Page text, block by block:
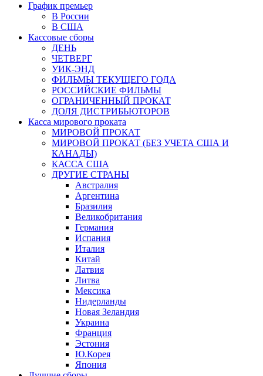
График премьер
В России
В США
Кассовые сборы
ДЕНЬ
ЧЕТВЕРГ
УИК-ЭНД
ФИЛЬМЫ ТЕКУЩЕГО ГОДА
РОССИЙСКИЕ ФИЛЬМЫ
ОГРАНИЧЕННЫЙ ПРОКАТ
ДОЛЯ ДИСТРИБЬЮТОРОВ
Касса мирового проката
МИРОВОЙ ПРОКАТ
МИРОВОЙ ПРОКАТ (БЕЗ УЧЕТА США И
КАНАДЫ)
КАССА США
ДРУГИЕ СТРАНЫ
Австралия
Аргентина
Бразилия
Великобритания
Германия
Испания
Италия
Китай
Латвия
Литва
Мексика
Нидерланды
Новая Зеландия
Украина
Франция
Эстония
Ю.Корея
Япония